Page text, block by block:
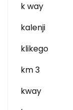
k way
kalenji
klikego
km 3
kway